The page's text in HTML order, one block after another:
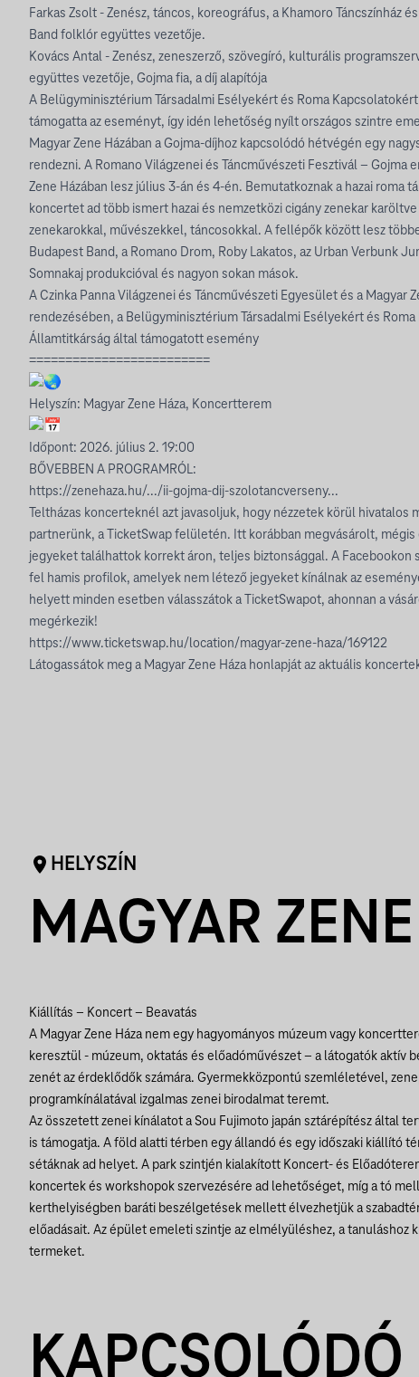
Farkas Zsolt - Zenész, táncos, koreográfus, a Khamoro Táncszínház
Band folklór együttes vezetője.
Kovács Antal - Zenész, zeneszerző, szövegíró, kulturális
együttes vezetője, Gojma fia, a díj alapítója
A Belügyminisztérium Társadalmi Esélyekért és Roma
támogatta az eseményt, így idén lehetőség nyílt országos szintre
Magyar Zene Házában a Gojma-díjhoz kapcsolódó hétvégén egy
rendezni. A Romano Világzenei és Táncművészeti Fesztivál – Gojma
Zene Házában lesz július 3-án és 4-én. Bemutatkoznak a hazai roma
koncertet ad több ismert hazai és nemzetközi cigány zenekar
zenekarokkal, művészekkel, táncosokkal. A fellépők között lesz
Budapest Band, a Romano Drom, Roby Lakatos, az Urban Verbunk
Somnakaj produkcióval és nagyon sokan mások.
A Czinka Panna Világzenei és Táncművészeti Egyesület és a Magyar
rendezésében, a Belügyminisztérium Társadalmi Esélyekért és
Államtitkárság által támogatott esemény
=========================
Helyszín: Magyar Zene Háza, Koncertterem
Időpont: 2026. július 2. 19:00
BŐVEBBEN A PROGRAMRÓL:
https://zenehaza.hu/.../ii-gojma-dij-szolotancverseny...
Teltházas koncerteknél azt javasoljuk, hogy nézzetek körül hivatalos
partnerünk, a TicketSwap felületén. Itt korábban megvásárolt,
jegyeket találhattok korrekt áron, teljes biztonsággal. A Facebookon
fel hamis profilok, amelyek nem létező jegyeket kínálnak az
helyett minden esetben válasszátok a TicketSwapot, ahonnan a
megérkezik!
https://www.ticketswap.hu/location/magyar-zene-haza/169122
Látogassátok meg a Magyar Zene Háza honlapját az aktuális
HELYSZÍN
MAGYAR
Kiállítás – Koncert – Beavatás
A Magyar Zene Háza nem egy hagyományos múzeum vagy
keresztül - múzeum, oktatás és előadóművészet – a látogatók aktív
zenét az érdeklődők számára. Gyermekközpontú szemléletével,
programkínálatával izgalmas zenei birodalmat teremt.
Az összetett zenei kínálatot a Sou Fujimoto japán sztárépítész által
is támogatja. A föld alatti térben egy állandó és egy időszaki kiállító
sétáknak ad helyet. A park szintjén kialakított Koncert- és
koncertek és workshopok szervezésére ad lehetőséget, míg a tó
kerthelyiségben baráti beszélgetések mellett élvezhetjük a
előadásait. Az épület emeleti szintje az elmélyüléshez, a tanuláshoz
termeket.